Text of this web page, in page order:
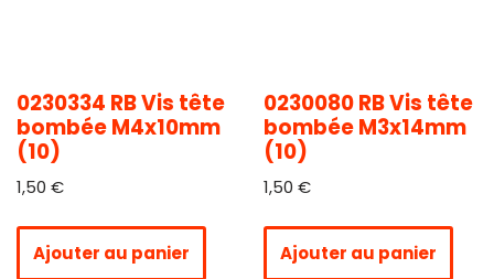
0230334 RB Vis tête
bombée M4x10mm
(10)
1,50 €
Ajouter au panier
0230080 RB Vis tête
bombée M3x14mm
(10)
1,50 €
Ajouter au panier